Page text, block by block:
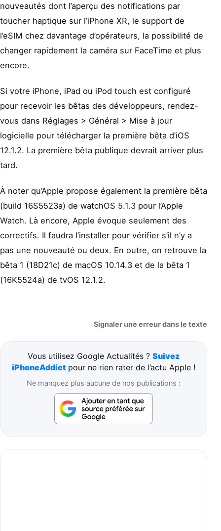
nouveautés dont l’aperçu des notifications par
toucher haptique sur l’iPhone XR, le support de
l’eSIM chez davantage d’opérateurs, la possibilité de
changer rapidement la caméra sur FaceTime et plus
encore.
Si votre iPhone, iPad ou iPod touch est configuré
pour recevoir les bêtas des développeurs, rendez-
vous dans Réglages > Général > Mise à jour
logicielle pour télécharger la première bêta d’iOS
12.1.2. La première bêta publique devrait arriver plus
tard.
À noter qu’Apple propose également la première bêta
(build 16S5523a) de watchOS 5.1.3 pour l’Apple
Watch. Là encore, Apple évoque seulement des
correctifs. Il faudra l’installer pour vérifier s’il n’y a
pas une nouveauté ou deux. En outre, on retrouve la
bêta 1 (18D21c) de macOS 10.14.3 et de la bêta 1
(16K5524a) de tvOS 12.1.2.
Signaler une erreur dans le texte
Vous utilisez Google Actualités ? Suivez
iPhoneAddict pour ne rien rater de l’actu Apple !
Ne manquez plus aucune de nos publications :